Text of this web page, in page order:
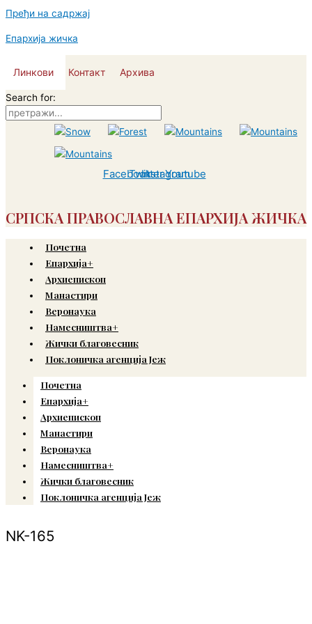
Пређи на садржај
Епархија жичка
Линкови Контакт Архива
Search for:
Facebook
Twitter
Instagram
Youtube
СРПСКА ПРАВОСЛАВНА ЕПАРХИЈА ЖИЧКА
Почетна
Епархија+
Архиепископ
Манастири
Веронаука
Намесништва+
Жички благовесник
Поклоничка агенција Јеж
Почетна
Епархија+
Архиепископ
Манастири
Веронаука
Намесништва+
Жички благовесник
Поклоничка агенција Јеж
NK-165